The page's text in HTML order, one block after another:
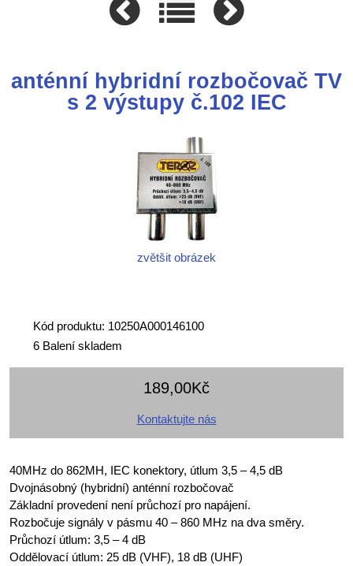
anténní hybridní rozbočovač TV
s 2 výstupy č.102 IEC
zvětšit obrázek
Kód produktu: 10250A000146100
6 Balení skladem
189,00Kč
Kontaktujte nás
40MHz do 862MH, IEC konektory, útlum 3,5 – 4,5 dB
Dvojnásobný (hybridní) anténní rozbočovač
Základní provedení není průchozí pro napájení.
Rozbočuje signály v pásmu 40 – 860 MHz na dva směry.
Průchozí útlum: 3,5 – 4 dB
Oddělovací útlum: 25 dB (VHF), 18 dB (UHF)